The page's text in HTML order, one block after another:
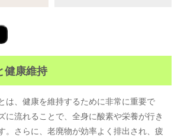
健康維持
は、健康を維持するために非常に重要で
に流れることで、全身に酸素や栄養が行き
。さらに、老廃物が効率よく排出され、疲